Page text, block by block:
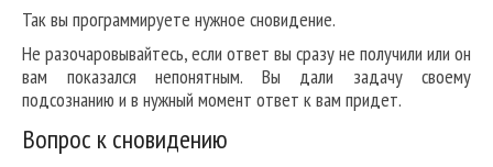
Так вы программируете нужное сновидение.
Не разочаровывайтесь, если ответ вы сразу не получили или он
вам показался непонятным. Вы дали задачу своему
подсознанию и в нужный момент ответ к вам придет.
Вопрос к сновидению